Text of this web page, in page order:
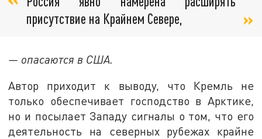
присутствие на Крайнем Севере,
— опасаются в США.
Автор приходит к выводу, что Кремль не
только обеспечивает господство в Арктике,
но и посылает Западу сигналы о том, что его
деятельность на северных рубежах крайне